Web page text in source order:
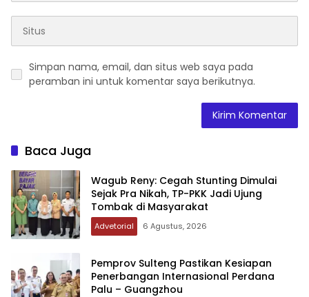
Simpan nama, email, dan situs web saya pada
peramban ini untuk komentar saya berikutnya.
Baca Juga
Wagub Reny: Cegah Stunting Dimulai
Sejak Pra Nikah, TP-PKK Jadi Ujung
Tombak di Masyarakat
Advetorial 6 Agustus, 2026
Pemprov Sulteng Pastikan Kesiapan
Penerbangan Internasional Perdana
Palu – Guangzhou